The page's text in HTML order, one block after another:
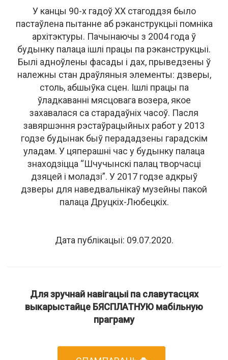
У канцы 90-х гадоў ХХ стагоддзя было
пастаўлена пытанне аб рэканструкцыі помніка
архітэктуры. Пачынаючы з 2004 года ў
будынку палаца ішлі працы па рэканструкцыі.
Былі адноўлены фасады і дах, прыведзены ў
належны стан драўляныя элементы: дзверы,
столь, абшыўка сцен. Ішлі працы па
ўладкаванні мясцовага возера, якое
захавалася са старадаўніх часоў. Пасля
завяршэння рэстаўрацыйных работ у 2013
годзе будынак быў перададзены гарадскім
уладам. У цяперашні час у будынку палаца
знаходзіцца “Шчучынскі палац творчасці
дзяцей і моладзі”. У 2017 годзе адкрыў
дзверы для наведвальнікаў музейны пакой
палаца Друцкіх-Любецкіх.
Дата публікацыі: 09.07.2020.
Для зручнай навігацыі па славутасцях
выкарыстайце БЯСПЛАТНУЮ мабільную
праграму